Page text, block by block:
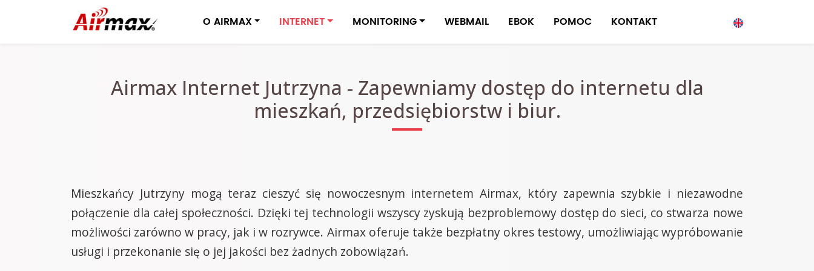
O AIRMAX INTERNET MONITORING WEBMAIL EBOK POMOC KONTAKT
Airmax Internet Jutrzyna - Zapewniamy dostęp do internetu dla
mieszkań, przedsiębiorstw i biur.
Mieszkańcy Jutrzyny mogą teraz cieszyć się nowoczesnym internetem Airmax, który zapewnia szybkie i niezawodne
połączenie dla całej społeczności. Dzięki tej technologii wszyscy zyskują bezproblemowy dostęp do sieci, co stwarza nowe
możliwości zarówno w pracy, jak i w rozrywce. Airmax oferuje także bezpłatny okres testowy, umożliwiając wypróbowanie
usługi i przekonanie się o jej jakości bez żadnych zobowiązań.